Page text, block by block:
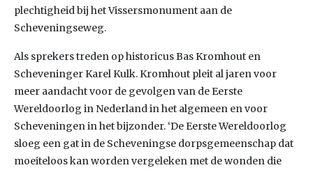
plechtigheid bij het Vissersmonument aan de
Scheveningseweg.
Als sprekers treden op historicus Bas Kromhout en
Scheveninger Karel Kulk. Kromhout pleit al jaren voor
meer aandacht voor de gevolgen van de Eerste
Wereldoorlog in Nederland in het algemeen en voor
Scheveningen in het bijzonder. ‘De Eerste Wereldoorlog
sloeg een gat in de Scheveningse dorpsgemeenschap dat
moeiteloos kan worden vergeleken met de wonden die